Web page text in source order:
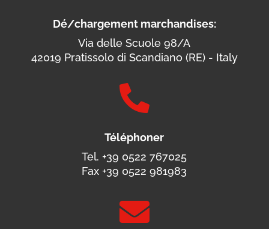
Dé/chargement marchandises:
Via delle Scuole 98/A
42019 Pratissolo di Scandiano (RE) - Italy

Téléphoner
Tel. +39 0522 767025
Fax +39 0522 981983
